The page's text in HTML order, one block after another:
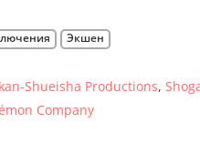
Экшен
Shueisha Productions
Company